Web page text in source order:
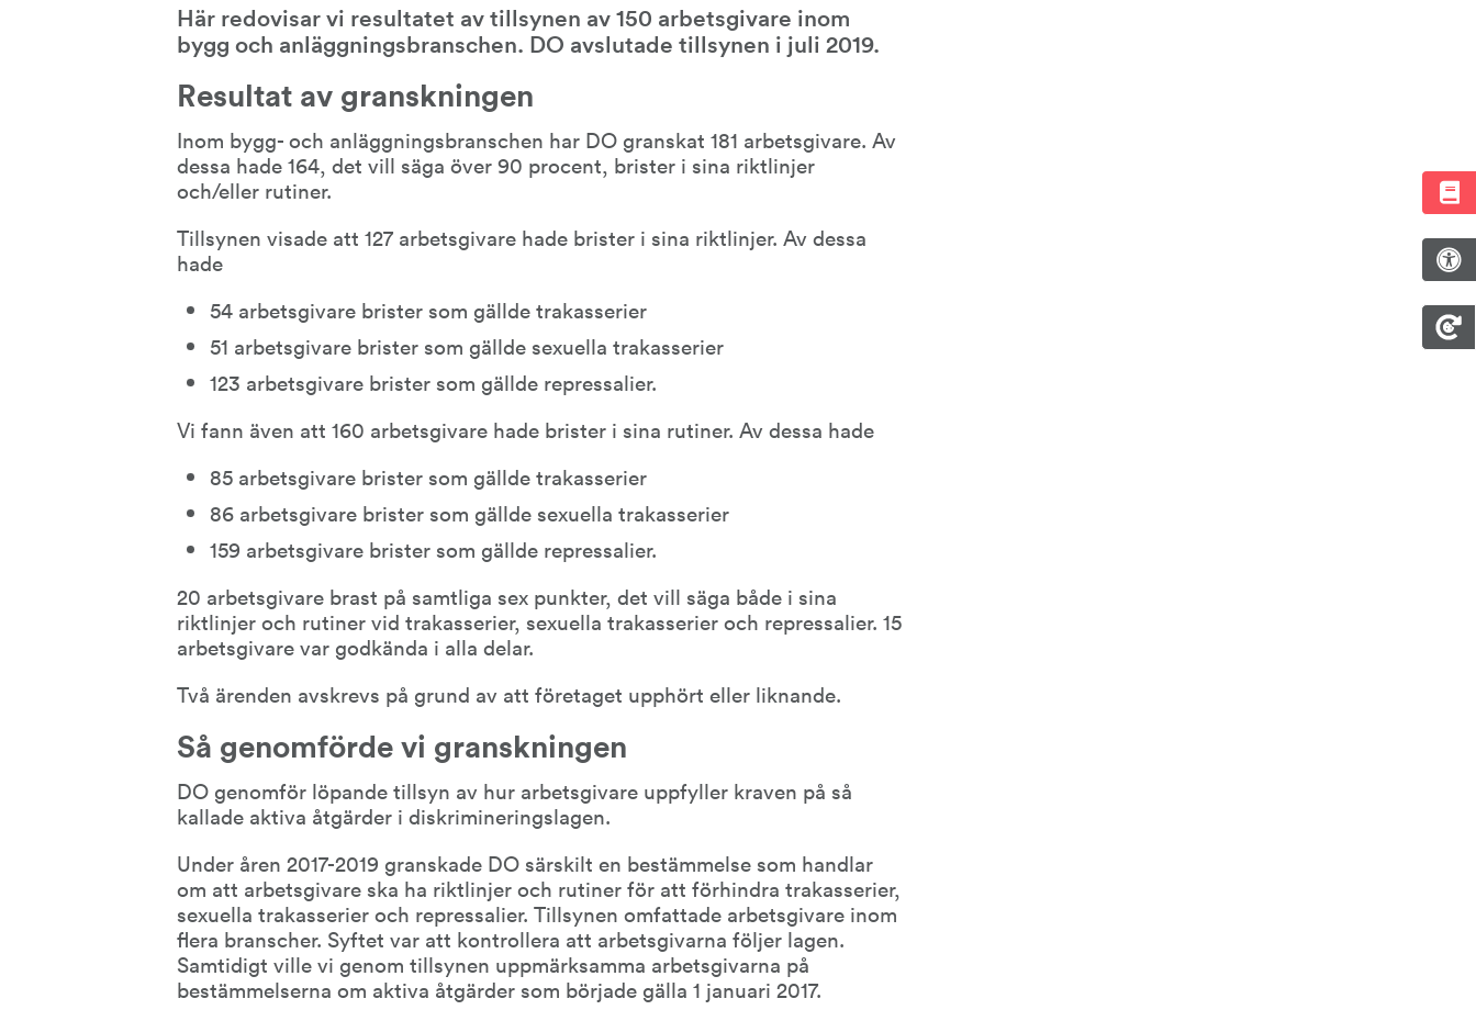
Här redovisar vi resultatet av tillsynen av 150 arbetsgivare inom
bygg och anläggningsbranschen. DO avslutade tillsynen i juli 2019.
Resultat av granskningen
Inom bygg- och anläggningsbranschen har DO granskat 181 arbetsgivare. Av
dessa hade 164, det vill säga över 90 procent, brister i sina riktlinjer
och/eller rutiner.
Tillsynen visade att 127 arbetsgivare hade brister i sina riktlinjer. Av dessa
hade
54 arbetsgivare brister som gällde trakasserier
51 arbetsgivare brister som gällde sexuella trakasserier
123 arbetsgivare brister som gällde repressalier.
Vi fann även att 160 arbetsgivare hade brister i sina rutiner. Av dessa hade
85 arbetsgivare brister som gällde trakasserier
86 arbetsgivare brister som gällde sexuella trakasserier
159 arbetsgivare brister som gällde repressalier.
20 arbetsgivare brast på samtliga sex punkter, det vill säga både i sina
riktlinjer och rutiner vid trakasserier, sexuella trakasserier och repressalier. 15
arbetsgivare var godkända i alla delar.
Två ärenden avskrevs på grund av att företaget upphört eller liknande.
Så genomförde vi granskningen
DO genomför löpande tillsyn av hur arbetsgivare uppfyller kraven på så
kallade aktiva åtgärder i diskrimineringslagen.
Under åren 2017-2019 granskade DO särskilt en bestämmelse som handlar
om att arbetsgivare ska ha riktlinjer och rutiner för att förhindra trakasserier,
sexuella trakasserier och repressalier. Tillsynen omfattade arbetsgivare inom
flera branscher. Syftet var att kontrollera att arbetsgivarna följer lagen.
Samtidigt ville vi genom tillsynen uppmärksamma arbetsgivarna på
bestämmelserna om aktiva åtgärder som började gälla 1 januari 2017.